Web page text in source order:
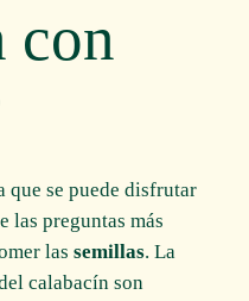
con
que se puede disfrutar
las preguntas más
lassemillas. La
calabacín son